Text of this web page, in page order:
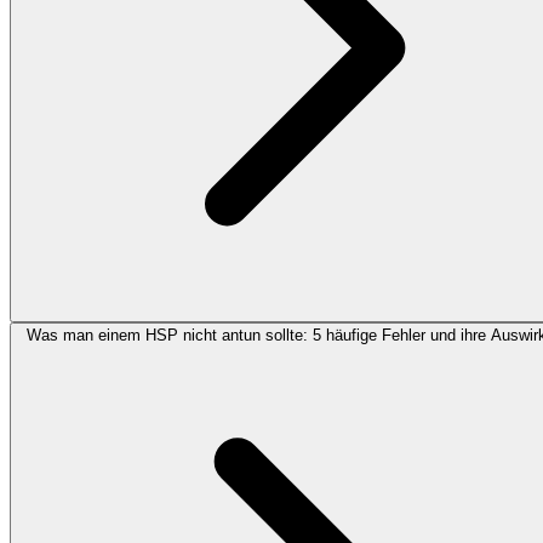
Was man einem HSP nicht antun sollte: 5 häufige Fehler und ihre